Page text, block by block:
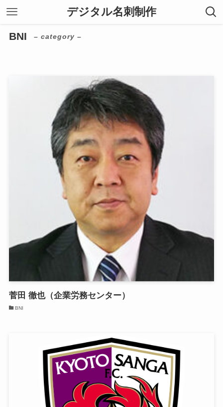
デジタル名刺制作
BNI – category –
菅田 徹也（企業労務センター）
BNI